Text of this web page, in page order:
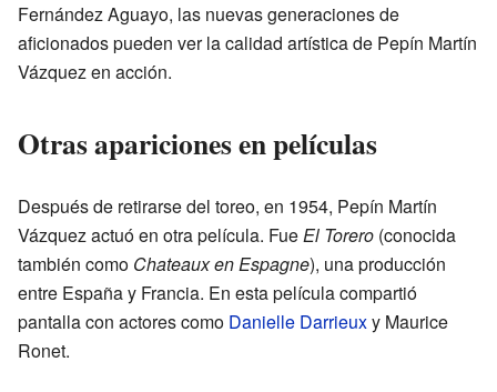
Fernández Aguayo, las nuevas generaciones de
aficionados pueden ver la calidad artística de Pepín Martín
Vázquez en acción.
Otras apariciones en películas
Después de retirarse del toreo, en 1954, Pepín Martín
Vázquez actuó en otra película. FueEl Torero (conocida
también como Chateaux en Espagne), una producción
entre España y Francia. En esta película compartió
pantalla con actores como Danielle Darrieuxy Maurice
Ronet.